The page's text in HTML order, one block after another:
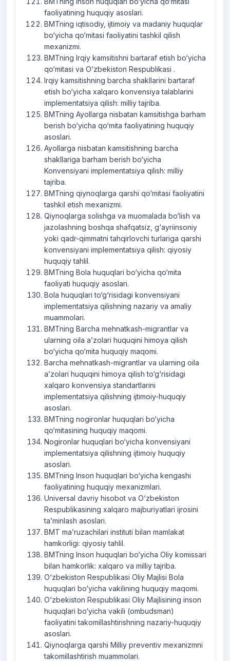
faoliyatining huquqiy asoslari.
BMTning iqtisodiy, ijtimoiy va madaniy huquqlar
bo‘yicha qo‘mitasi faoliyatini tashkil qilish
mexanizmi.
BMTning Irqiy kamsitishni bartaraf etish bo‘yicha
qo‘mitasi va O‘zbekiston Respublikasi .
Irqiy kamsitishning barcha shakllarini bartaraf
etish bo‘yicha xalqaro konvensiya talablarini
implementatsiya qilish: milliy tajriba.
BMTning Ayollarga nisbatan kamsitishga barham
berish bo‘yicha qo‘mita faoliyatining huquqiy
asoslari.
Ayollarga nisbatan kamsitishning barcha
shakllariga barham berish bo‘yicha
Konvensiyani implementatsiya qilish: milliy
tajriba.
BMTning qiynoqlarga qarshi qo‘mitasi faoliyatini
tashkil etish mexanizmi.
Qiynoqlarga solishga va muomalada bo‘lish va
jazolashning boshqa shafqatsiz, g‘ayriinsoniy
yoki qadr-qimmatni tahqirlovchi turlariga qarshi
konvensiyani implementatsiya qilish: qiyosiy
huquqiy tahlil.
BMTning Bola huquqlari bo‘yicha qo‘mita
faoliyati huquqiy asoslari.
Bola huquqlari to‘g‘risidagi konvensiyani
implementatsiya qilishning nazariy va amaliy
muammolari.
BMTning Barcha mehnatkash-migrantlar va
ularning oila a’zolari huquqini himoya qilish
bo‘yicha qo‘mita huquqiy maqomi.
Barcha mehnatkash-migrantlar va ularning oila
a’zolari huquqini himoya qilish to‘g‘risidagi
xalqaro konvensiya standartlarini
implementatsiya qilishning ijtimoiy-huquqiy
asoslari.
BMTning nogironlar huquqlari bo‘yicha
qo‘mitasining huquqiy maqomi.
Nogironlar huquqlari bo‘yicha konvensiyani
implementatsiya qilishning ijtimoiy huquqiy
asoslari.
BMTning Inson huquqlari bo‘yicha kengashi
faoliyatining huquqiy mexanizmlari.
Universal davriy hisobot va O‘zbekiston
Respublikasining xalqaro majburiyatlari ijrosini
ta’minlash asoslari.
BMT ma’ruzachilari instituti bilan mamlakat
hamkorligi: qiyosiy tahlil.
BMTning Inson huquqlari bo‘yicha Oliy komissari
bilan hamkorlik: xalqaro va milliy tajriba.
O‘zbekiston Respublikasi Oliy Majlisi Bola
huquqlari bo‘yicha vakilining huquqiy maqomi.
O‘zbekiston Respublikasi Oliy Majlisining inson
huquqlari bo‘yicha vakili (ombudsman)
faoliyatini takomillashtirishning nazariy-huquqiy
asoslari.
Qiynoqlarga qarshi Milliy preventiv mexanizmni
takomillashtirish muammolari.